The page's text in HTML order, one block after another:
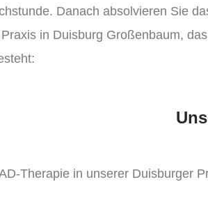
Danach absolvieren Sie
in Duisburg Großenbaum,
Therapie in unserer Duisburger